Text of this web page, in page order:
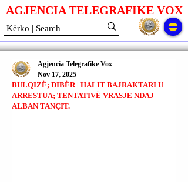
AGJENCIA TELEGRAFIKE VOX
BULQIZË; DIBËR | HALIT BAJRAKTARI U
ARRESTUA; TENTATIVË VRASJE NDAJ
ALBAN TANÇIT.
Agjencia Telegrafike Vox
Nov 17, 2025